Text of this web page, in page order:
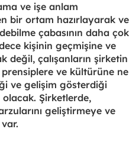
ve işe anlam
bir ortam hazırlayarak ve
çabasının daha çok
kişinin geçmişine ve
değil, çalışanların şirketin
ve kültürüne ne
ve gelişim gösterdiği
olacak. Şirketlerde,
geliştirmeye ve